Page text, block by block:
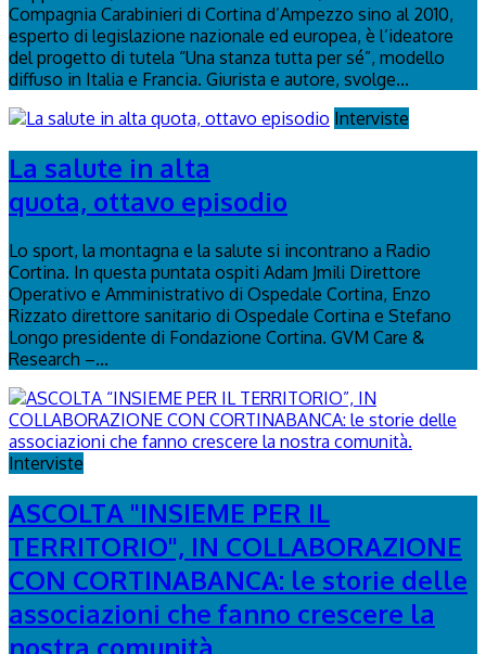
Compagnia Carabinieri di Cortina d’Ampezzo sino al 2010,
esperto di legislazione nazionale ed europea, è l’ideatore
del progetto di tutela “Una stanza tutta per sé”, modello
diffuso in Italia e Francia. Giurista e autore, svolge...
Interviste
La salute in alta
quota, ottavo episodio
Lo sport, la montagna e la salute si incontrano a Radio
Cortina. In questa puntata ospiti Adam Jmili Direttore
Operativo e Amministrativo di Ospedale Cortina, Enzo
Rizzato direttore sanitario di Ospedale Cortina e Stefano
Longo presidente di Fondazione Cortina. GVM Care &
Research –...
Interviste
ASCOLTA "INSIEME PER IL
TERRITORIO", IN COLLABORAZIONE
CON CORTINABANCA: le storie delle
associazioni che fanno crescere la
nostra comunità.